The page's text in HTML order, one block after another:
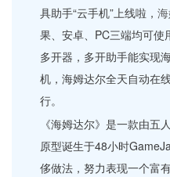
具助手“云手机”上线啦，
果、安卓、PC三端均可
多开器，多开助手能实现
机，海姆达尔全天自动在
行。
《海姆达尔》是一款由五
原型诞生于48小时
侈做法，努力表现一个富